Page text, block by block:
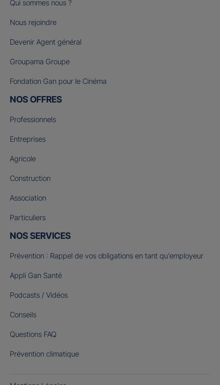
Qui sommes nous ?
Nous rejoindre
Devenir Agent général
Groupama Groupe
Fondation Gan pour le Cinéma
NOS OFFRES
Professionnels
Entreprises
Agricole
Construction
Association
Particuliers
NOS SERVICES
Prévention : Rappel de vos obligations en tant qu’employeur
Appli Gan Santé
Podcasts / Vidéos
Conseils
Questions FAQ
Prévention climatique